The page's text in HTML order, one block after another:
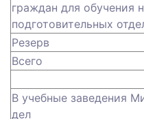
граждан для обучения
подготовительных
Резерв
Всего
В учебные заведения
дел